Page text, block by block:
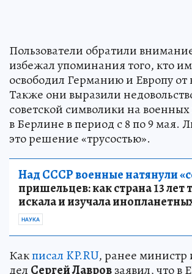
Пользователи обратили
избежал упоминания того, кто
освободил Германию и Европу от
Также они выразили
советской символики на
в Берлине в период с 8 по 9 мая.
это решение «трусостью».
Над СССР военные натянули
пришельцев: как страна 13 лет
искала и изучала
НАУКА
Какписал KP.RU, ранее
дел Сергей Лавровзаявил, что в